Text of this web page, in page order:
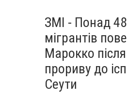
ЗМІ - Понад
мігрантів
Марокко
прориву до
Сеути